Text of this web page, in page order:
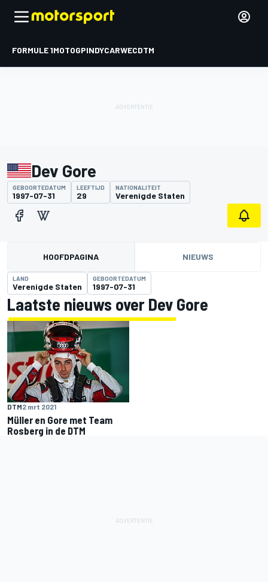
FORMULE 1MOTOGPINDYCARWECDTM
Dev Gore
GEBOORTEDATUM
1997-07-31
LEEFTIJD
29
NATIONALITEIT
Verenigde Staten
HOOFDPAGINA NIEUWS
LAND
Verenigde Staten
GEBOORTEDATUM
1997-07-31
Laatste nieuws over Dev Gore
DTM2 mrt 2021
Müller en Gore met Team
Rosberg in de DTM